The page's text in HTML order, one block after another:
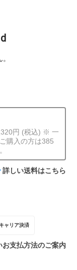
円 (税込) ※ 一
購入の方は385
詳しい送料はこちら
キャリア決済
お支払方法のご案内